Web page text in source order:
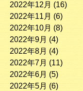
2022年12月 (16)
2022年11月 (6)
2022年10月 (8)
2022年9月 (4)
2022年8月 (4)
2022年7月 (11)
2022年6月 (5)
2022年5月 (6)